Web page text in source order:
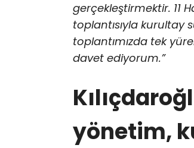
gerçekleştirmektir. 11
toplantısıyla kurultay
toplantımızda tek
davet ediyorum.”
yönetim,